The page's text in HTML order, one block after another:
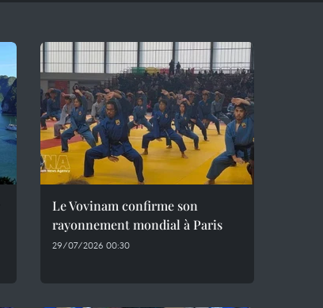
Le Vovinam confirme son
rayonnement mondial à Paris
29/07/2026 00:30